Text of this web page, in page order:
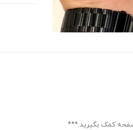
صفحه کمک بگیرید.***